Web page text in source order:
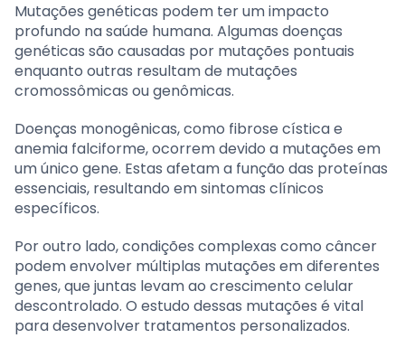
Mutações genéticas podem ter um impacto
profundo na saúde humana. Algumas doenças
genéticas são causadas por mutações pontuais
enquanto outras resultam de mutações
cromossômicas ou genômicas.
Doenças monogênicas, como fibrose cística e
anemia falciforme, ocorrem devido a mutações em
um único gene. Estas afetam a função das proteínas
essenciais, resultando em sintomas clínicos
específicos.
Por outro lado, condições complexas como câncer
podem envolver múltiplas mutações em diferentes
genes, que juntas levam ao crescimento celular
descontrolado. O estudo dessas mutações é vital
para desenvolver tratamentos personalizados.